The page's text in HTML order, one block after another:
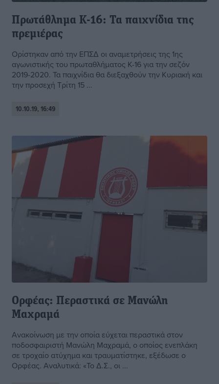
Πρωτάθλημα Κ-16: Τα παιχνίδια της
πρεμιέρας
Ορίστηκαν από την ΕΠΣΔ οι αναμετρήσεις της 1ης
αγωνιστικής του πρωταθλήματος Κ-16 για την σεζόν
2019-2020. Τα παιχνίδια θα διεξαχθούν την Κυριακή και
την προσεχή Τρίτη 15 ...
10.10.19, 16:49
Ορφέας: Περαστικά σε Μανώλη
Μαχραμά
Ανακοίνωση με την οποία εύχεται περαστικά στον
ποδοσφαιριστή Μανώλη Μαχραμά, ο οποίος ενεπλάκη
σε τροχαίο ατύχημα και τραυματίστηκε, εξέδωσε ο
Ορφέας. Αναλυτικά: «Το Δ.Σ., οι ...